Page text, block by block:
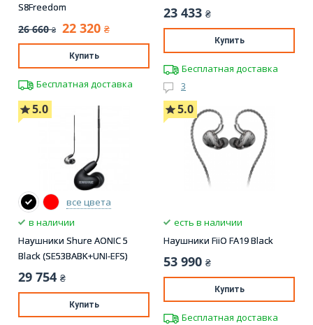
S8Freedom
26 660 ₴ 22 320 ₴
Купить
Бесплатная доставка
23 433 ₴
Купить
Бесплатная доставка
3
5.0
все цвета
в наличии
Наушники Shure AONIC 5
Black (SE53BABK+UNI-EFS)
29 754 ₴
Купить
5.0
есть в наличии
Наушники FiiO FA19 Black
53 990 ₴
Купить
Бесплатная доставка